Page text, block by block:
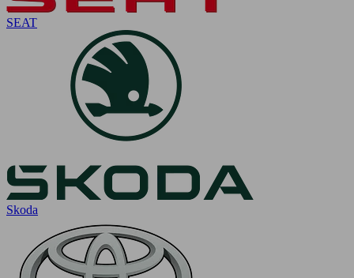
SEAT
Skoda